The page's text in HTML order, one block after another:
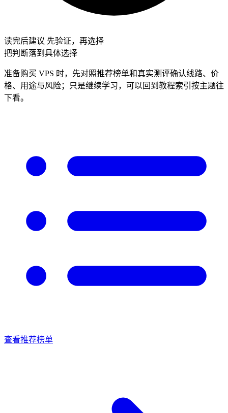
读完后建议 先验证，再选择
把判断落到具体选择
准备购买 VPS 时，先对照推荐榜单和真实测评确认线路、价
格、用途与风险；只是继续学习，可以回到教程索引按主题往
下看。
查看推荐榜单